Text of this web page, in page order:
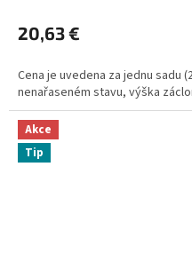
20,63 €
Cena je uvedena za jednu sadu
nenařaseném stavu, výška
Akce
Tip